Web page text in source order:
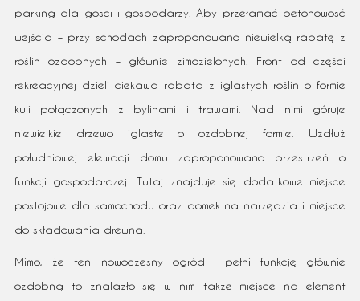
parking dla gości i gospodarzy. Aby przełamać betonowość
wejścia – przy schodach zaproponowano niewielką rabatę z
roślin ozdobnych – głównie zimozielonych. Front od części
rekreacyjnej dzieli ciekawa rabata z iglastych roślin o formie
kuli połączonych z bylinami i trawami. Nad nimi góruje
niewielkie drzewo iglaste o ozdobnej formie. Wzdłuż
południowej elewacji domu zaproponowano przestrzeń o
funkcji gospodarczej. Tutaj znajduje się dodatkowe miejsce
postojowe dla samochodu oraz domek na narzędzia i miejsce
do składowania drewna.
Mimo, że ten nowoczesny ogród pełni funkcję głównie
ozdobną to znalazło się w nim także miejsce na element